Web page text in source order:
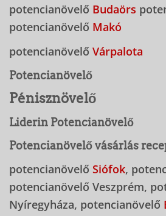
potencianövelő Budaörs
potencianövelő Makó
potencianövelő Várpalota
Potencianövelő
Pénisznövelő
Liderin Potencianövelő
Potencianövelő vásárlás
potencianövelő Siófok,
potencianövelő Veszprém,
Nyíregyháza, potencianövelő